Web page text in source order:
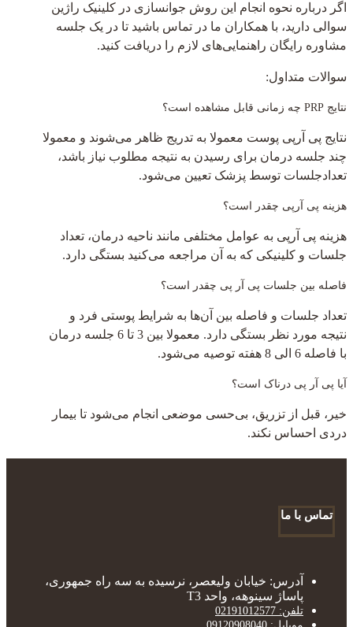
اگر درباره نحوه انجام این روش جوانسازی در کلینیک راژین
سوالی دارید، با همکاران ما در تماس باشید تا در یک جلسه
مشاوره رایگان راهنمایی‌های لازم را دریافت کنید.
سوالات متداول:
نتایج PRP چه زمانی قابل مشاهده است؟
نتایج پی آرپی پوست معمولا به تدریج ظاهر می‌شوند و معمولا
چند جلسه درمان برای رسیدن به نتیجه مطلوب نیاز باشد،
تعدادجلسات توسط پزشک تعیین می‌شود.
هزینه پی آرپی چقدر است؟
هزینه پی آرپی به عوامل مختلفی مانند ناحیه درمان، تعداد
جلسات و کلینیکی که به آن مراجعه می‌کنید بستگی دارد.
فاصله بین جلسات پی آر پی چقدر است؟
تعداد جلسات و فاصله بین آن‌ها به شرایط پوستی فرد و
نتیجه مورد نظر بستگی دارد. معمولا بین 3 تا 6 جلسه درمان
با فاصله 6 الی 8 هفته توصیه می‌شود.
آیا پی آر پی درناک است؟
خیر، قبل از تزریق، بی‌حسی موضعی انجام می‌شود تا بیمار
دردی احساس نکند.
تماس با ما
آدرس: خیابان ولیعصر، نرسیده به سه راه جمهوری،
پاساژ سینوهه، واحد T3
تلفن: 02191012577